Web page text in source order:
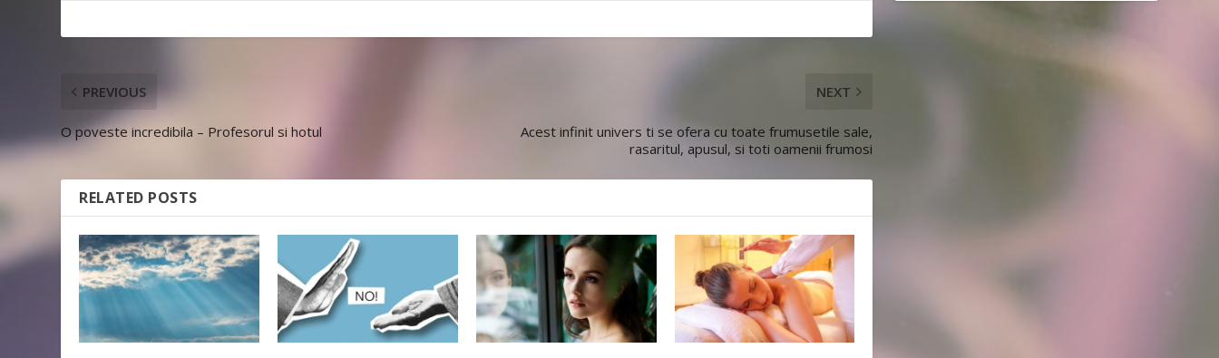
PREVIOUS
O poveste incredibila – Profesorul si hotul
NEXT
Acest infinit univers ti se ofera cu toate frumusetile sale,
rasaritul, apusul, si toti oamenii frumosi
RELATED POSTS